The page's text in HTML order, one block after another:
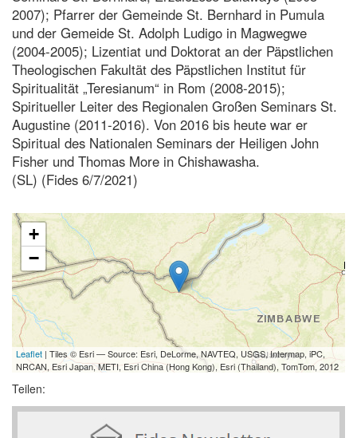
2007); Pfarrer der Gemeinde St. Bernhard in Pumula
und der Gemeide St. Adolph Ludigo in Magwegwe
(2004-2005); Lizentiat und Doktorat an der Päpstlichen
Theologischen Fakultät des Päpstlichen Institut für
Spiritualität „Teresianum“ in Rom (2008-2015);
Spiritueller Leiter des Regionalen Großen Seminars St.
Augustine (2011-2016). Von 2016 bis heute war er
Spiritual des Nationalen Seminars der Heiligen John
Fisher und Thomas More in Chishawasha.
(SL) (Fides 6/7/2021)
+
−
Leaflet | Tiles © Esri — Source: Esri, DeLorme, NAVTEQ, USGS, Intermap, iPC,
NRCAN, Esri Japan, METI, Esri China (Hong Kong), Esri (Thailand), TomTom, 2012
Teilen: